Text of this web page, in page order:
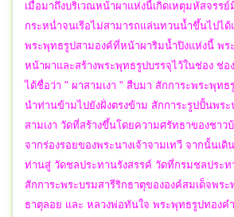
เมื่อมาถึงบริเวณหน้าผาแห่งนี้เกิดเหตุมหัสจรร
กระหน่ำจนเรีอไม่สามารถแล่นทวนน้ำขึ้นไปได้
พระพุทธรูปสามองค์ที่หน้าผาริมน้ำปิงแห่งนี้ พระ
หน้าผาและสร้างพระพุทธรูปบรรจุไว้ในช่อง ช่อ
ได้ชื่อว่า " ผาสามเงา " สืบมา สักการะพระพุท
นำท่านข้ามไปยังฝั่งตรงข้าม สักการะรูปปั้นพร
สามเงา วัดที่สร้างขึ้นโดยความศรัทธาของชาว
จากร่องรอยของพระนางเจ้าจามเทวี จากนั้นเดิ
ท่านสู่ วัดชลประทานรังสรรค์ วัดที่กรมชลประท
สักการะพระบรมสารีริกธาตุขององค์สมเด็จพร
ธาตุลอย และ หลวงพ่อทันใจ พระพุทธรูปทองค